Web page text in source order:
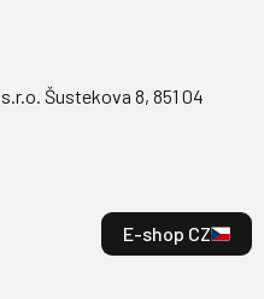
Šustekova 8, 851 04
E-shop CZ